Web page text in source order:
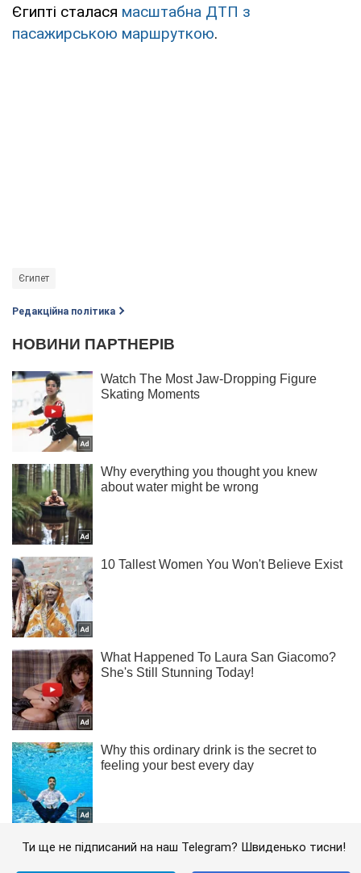
Єгипті сталася масштабна ДТП з
пасажирською маршруткою.
Єгипет
Редакційна політика
Ти ще не підписаний на наш Telegram? Швиденько тисни!